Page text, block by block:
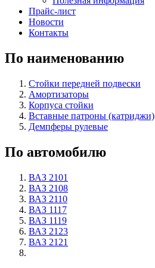
Прайс-лист
Новости
Контакты
По наименованию
Стойки передней подвески
Амортизаторы
Корпуса стойки
Вставные патроны (катриджи)
Демпферы рулевые
По автомобилю
ВАЗ 2101
ВАЗ 2108
ВАЗ 2110
ВАЗ 1117
ВАЗ 1119
ВАЗ 2123
ВАЗ 2121